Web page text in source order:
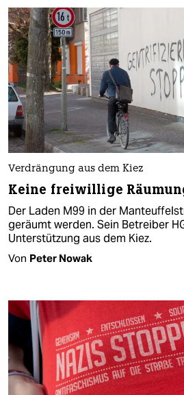
Verdrängung aus dem Kiez
Keine freiwillige
Der Laden M99 in der
geräumt werden. Sein Betreiber
Unterstützung aus dem Kiez.
Von Peter Nowak